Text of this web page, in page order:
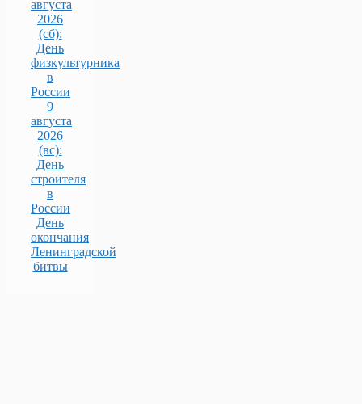
августа
2026
(сб):
День
физкультурника
в
России
9
августа
2026
(вс):
День
строителя
в
России
День
окончания
Ленинградской
битвы